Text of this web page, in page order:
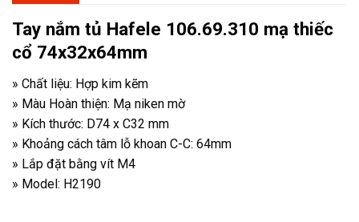
Tay nắm tủ Hafele 106.69.310 mạ thiếc
cổ 74x32x64mm
» Chất liệu: Hợp kim kẽm
» Màu Hoàn thiện: Mạ niken mờ
» Kích thước: D74 x C32 mm
» Khoảng cách tâm lỗ khoan C-C: 64mm
» Lắp đặt bằng vít M4
» Model: H2190